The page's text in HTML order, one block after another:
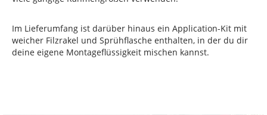
Im Lieferumfang ist darüber hinaus ein Application-Kit mit
weicher Filzrakel und Sprühflasche enthalten, in der du dir
deine eigene Montageflüssigkeit mischen kannst.